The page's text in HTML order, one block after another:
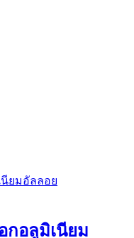
กอลูมิเนียม